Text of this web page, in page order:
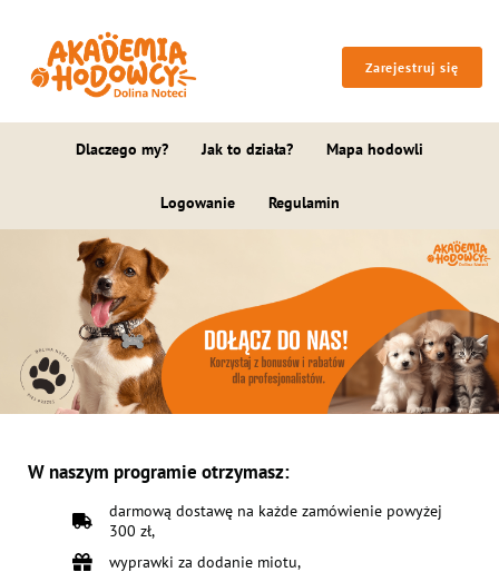
Zarejestruj się
Dlaczego my? Jak to działa? Mapa hodowli
Logowanie Regulamin
W naszym programie otrzymasz:
darmową dostawę na każde zamówienie powyżej
300 zł,
wyprawki za dodanie miotu,